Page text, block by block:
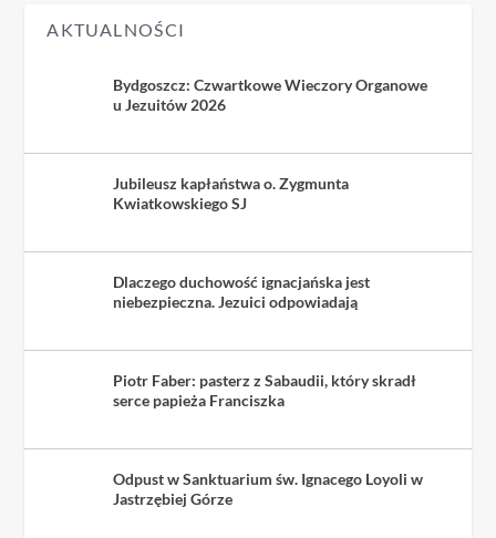
AKTUALNOŚCI
Bydgoszcz: Czwartkowe Wieczory Organowe
u Jezuitów 2026
Jubileusz kapłaństwa o. Zygmunta
Kwiatkowskiego SJ
Dlaczego duchowość ignacjańska jest
niebezpieczna. Jezuici odpowiadają
Piotr Faber: pasterz z Sabaudii, który skradł
serce papieża Franciszka
Odpust w Sanktuarium św. Ignacego Loyoli w
Jastrzębiej Górze